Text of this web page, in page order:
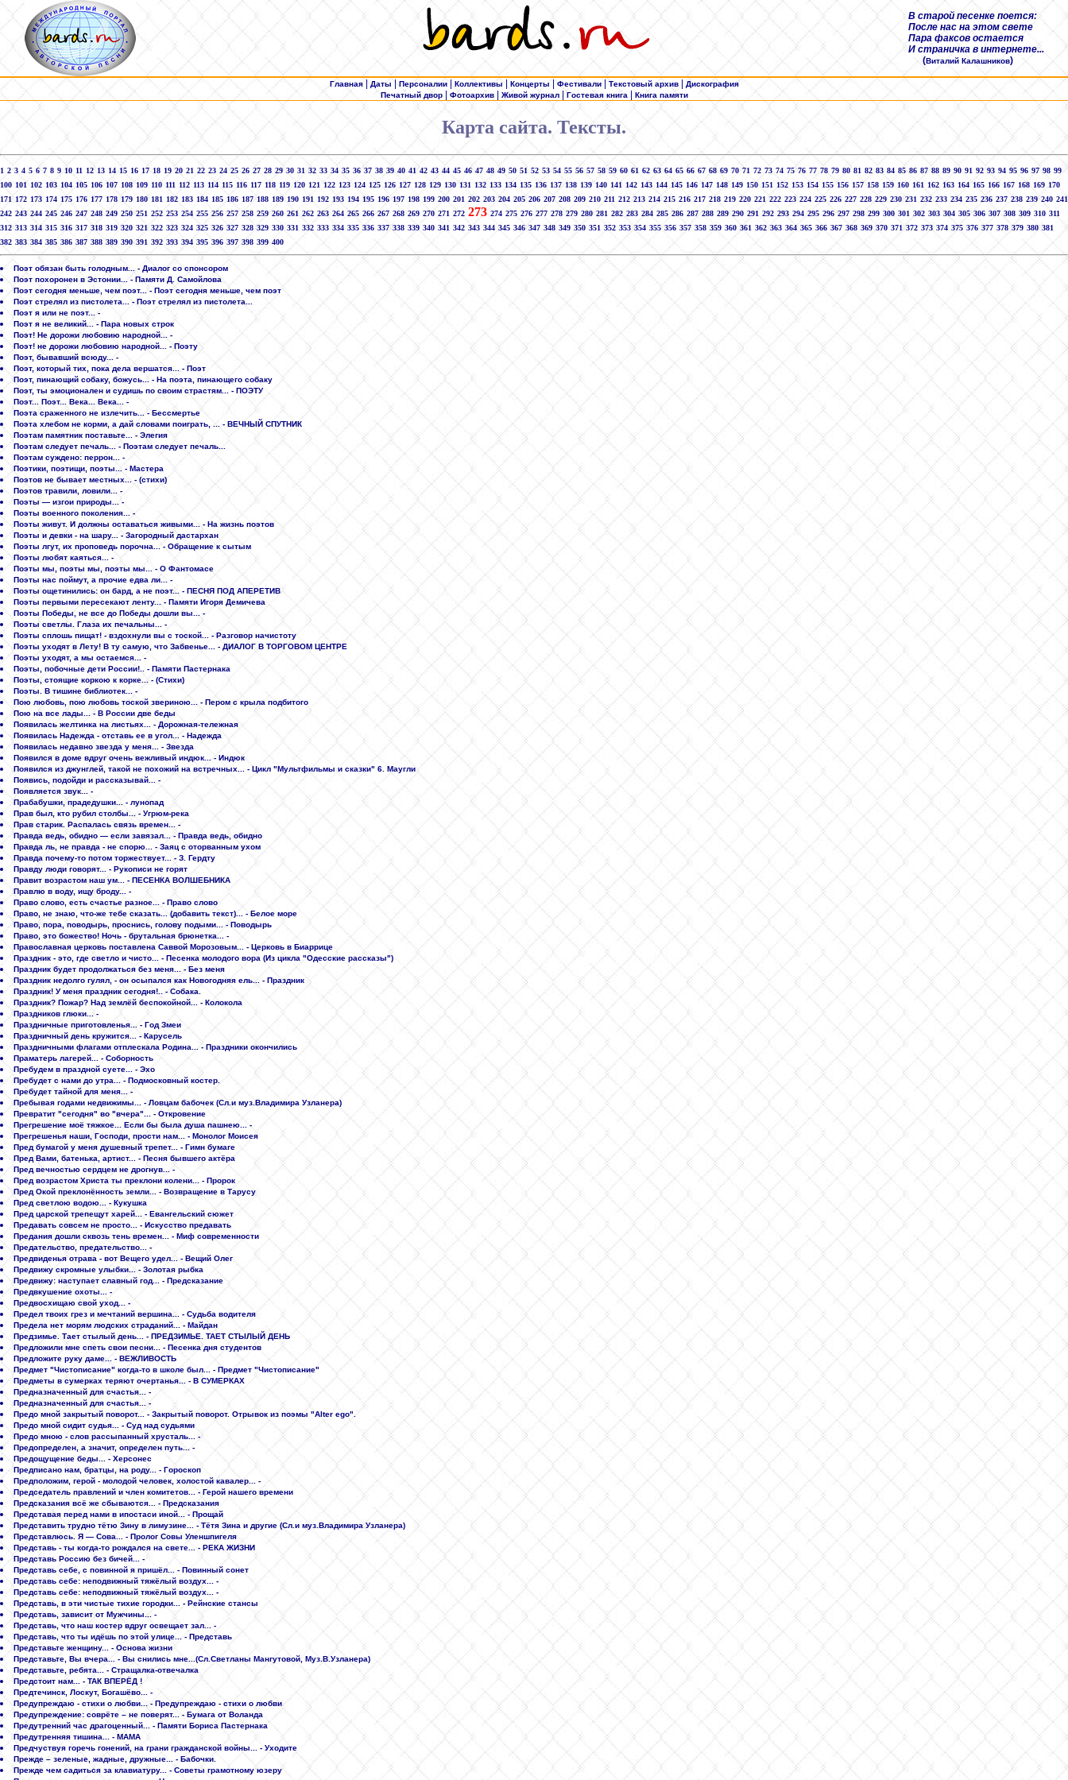
В старой песенке поется:
После нас на этом свете
Пара факсов остается
И страничка в интернете...
(Виталий Калашников)
Главная|Даты Персоналии| Коллективы Концерты Фестивали| Текстовый архив
Дискография
Печатный двор| Фотоархив Живой журнал |Гостевая книга| Книга памяти
Карта сайта. Тексты.
1 2 3 4 5 6 7 8 9 10 11 12 13 14 15 16 17 18 19 20 21 22 23 24 25 26 27 28 29 30 31 32 33 34 35 36 37 38 39 40 41 42 43 44 45 46 47 48 49 50 51 52 53 54 55 56 57 58 59 60 61 62 63 64 65 66 67 68 69 70 71 72 73 74 75 76 77 78 79 80 81 82 83 84 85 86 87 88 89 90 91 92 93 94 95 96 97 98 99
100 101 102 103 104 105 106 107 108 109 110 111 112 113 114 115 116 117 118 119 120 121 122 123 124 125 126 127 128 129 130 131 132 133 134 135 136 137 138 139 140 141 142 143 144 145 146 147 148 149 150 151 152 153 154 155 156 157 158 159 160 161 162 163 164 165 166 167 168 169 170
171 172 173 174 175 176 177 178 179 180 181 182 183 184 185 186 187 188 189 190 191 192 193 194 195 196 197 198 199 200 201 202 203 204 205 206 207 208 209 210 211 212 213 214 215 216 217 218 219 220 221 222 223 224 225 226 227 228 229 230 231 232 233 234 235 236 237 238 239 240 241
242 243 244 245 246 247 248 249 250 251 252 253 254 255 256 257 258 259 260 261 262 263 264 265 266 267 268 269 270 271 272 273 274 275 276 277 278 279 280 281 282 283 284 285 286 287 288 289 290 291 292 293 294 295 296 297 298 299 300 301 302 303 304 305 306 307 308 309 310 311
312 313 314 315 316 317 318 319 320 321 322 323 324 325 326 327 328 329 330 331 332 333 334 335 336 337 338 339 340 341 342 343 344 345 346 347 348 349 350 351 352 353 354 355 356 357 358 359 360 361 362 363 364 365 366 367 368 369 370 371 372 373 374 375 376 377 378 379 380 381
382 383 384 385 386 387 388 389 390 391 392 393 394 395 396 397 398 399 400
Поэт обязан быть голодным... - Диалог со спонсором
Поэт похоронен в Эстонии... - Памяти Д. Самойлова
Поэт сегодня меньше, чем поэт... - Поэт сегодня меньше, чем поэт
Поэт стрелял из пистолета... - Поэт стрелял из пистолета...
Поэт я или не поэт... -
Поэт я не великий... - Пара новых строк
Поэт! Не дорожи любовию народной... -
Поэт! не дорожи любовию народной... - Поэту
Поэт, бывавший всюду... -
Поэт, который тих, пока дела вершатся... - Поэт
Поэт, пинающий собаку, божусь... - На поэта, пинающего собаку
Поэт, ты эмоционален и судишь по своим страстям... - ПОЭТУ
Поэт... Поэт... Века... Века... -
Поэта сраженного не излечить... - Бессмертье
Поэта хлебом не корми, а дай словами поиграть, ... - ВЕЧНЫЙ СПУТНИК
Поэтам памятник поставьте... - Элегия
Поэтам следует печаль... - Поэтам следует печаль...
Поэтам суждено: перрон... -
Поэтики, поэтищи, поэты... - Мастера
Поэтов не бывает местных... - (стихи)
Поэтов травили, ловили... -
Поэты — изгои природы... -
Поэты военного поколения... -
Поэты живут. И должны оставаться живыми... - На жизнь поэтов
Поэты и девки - на шару... - Загородный дастархан
Поэты лгут, их проповедь порочна... - Обращение к сытым
Поэты любят каяться... -
Поэты мы, поэты мы, поэты мы... - О Фантомасе
Поэты нас поймут, а прочие едва ли... -
Поэты ощетинились: он бард, а не поэт... - ПЕСНЯ ПОД АПЕРЕТИВ
Поэты первыми пересекают ленту... - Памяти Игоря Демичева
Поэты Победы, не все до Победы дошли вы... -
Поэты светлы. Глаза их печальны... -
Поэты сплошь пищат! - вздохнули вы с тоской... - Разговор начистоту
Поэты уходят в Лету! В ту самую, что Забвенье... - ДИАЛОГ В ТОРГОВОМ ЦЕНТРЕ
Поэты уходят, а мы остаемся... -
Поэты, побочные дети России!.. - Памяти Пастернака
Поэты, стоящие коркою к корке... - (Стихи)
Поэты. В тишине библиотек... -
Пою любовь, пою любовь тоской звериною... - Пером с крыла подбитого
Пою на все лады... - В России две беды
Появилась желтинка на листьях... - Дорожная-тележная
Появилась Надежда - отставь ее в угол... - Надежда
Появилась недавно звезда у меня... - Звезда
Появился в доме вдруг очень вежливый индюк... - Индюк
Появился из джунглей, такой не похожий на встречных... - Цикл "Мультфильмы и сказки" 6. Маугли
Появись, подойди и рассказывай... -
Появляется звук... -
Прабабушки, прадедушки... - лунопад
Прав был, кто рубил столбы... - Угрюм-река
Прав старик. Распалась связь времен... -
Правда ведь, обидно — если завязал... - Правда ведь, обидно
Правда ль, не правда - не спорю... - Заяц с оторванным ухом
Правда почему-то потом торжествует... - З. Гердту
Правду люди говорят... - Рукописи не горят
Правит возрастом наш ум... - ПЕСЕНКА ВОЛШЕБНИКА
Правлю в воду, ищу броду... -
Право слово, есть счастье разное... - Право слово
Право, не знаю, что-же тебе сказать... (добавить текст)... - Белое море
Право, пора, поводырь, проснись, голову подыми... - Поводырь
Право, это божество! Ночь - брутальная брюнетка... -
Православная церковь поставлена Саввой Морозовым... - Церковь в Биаррице
Праздник - это, где светло и чисто... - Песенка молодого вора (Из цикла "Одесские рассказы")
Праздник будет продолжаться без меня... - Без меня
Праздник недолго гулял, - он осыпался как Новогодняя ель... - Праздник
Праздник! У меня праздник сегодня!.. - Собака.
Праздник? Пожар? Над землёй беспокойной... - Колокола
Праздников глюки... -
Праздничные приготовленья... - Год Змеи
Праздничный день кружится... - Карусель
Праздничными флагами отплескала Родина... - Праздники окончились
Праматерь лагерей... - Соборность
Пребудем в праздной суете... - Эхо
Пребудет с нами до утра... - Подмосковный костер.
Пребудет тайной для меня... -
Пребывая годами недвижимы... - Ловцам бабочек (Сл.и муз.Владимирa Узланерa)
Превратит "сегодня" во "вчера"... - Откровение
Прегрешение моё тяжкое... Если бы была душа пашнею... -
Прегрешенья наши, Господи, прости нам... - Монолог Моисея
Пред бумагой у меня душевный трепет... - Гимн бумаге
Пред Вами, батенька, артист... - Песня бывшего актёра
Пред вечностью сердцем не дрогнув... -
Пред возрастом Христа ты преклони колени... - Пророк
Пред Окой преклонённость земли... - Возвращение в Тарусу
Пред светлою водою... - Кукушка
Пред царской трепещут харей... - Евангельский сюжет
Предавать совсем не просто... - Искусство предавать
Предания дошли сквозь тень времен... - Миф современности
Предательство, предательство... -
Предвиденья отрава - вот Вещего удел... - Вещий Олег
Предвижу скромные улыбки... - Золотая рыбка
Предвижу: наступает славный год... - Предсказание
Предвкушение охоты... -
Предвосхищаю свой уход... -
Предел твоих грез и мечтаний вершина... - Судьба водителя
Предела нет морям людских страданий... - Майдан
Предзимье. Тает стылый день... - ПРЕДЗИМЬЕ. ТАЕТ СТЫЛЫЙ ДЕНЬ
Предложили мне спеть свои песни... - Песенка дня студентов
Предложите руку даме... - ВЕЖЛИВОСТЬ
Предмет "Чистописание" когда-то в школе был... - Предмет "Чистописание"
Предметы в сумерках теряют очертанья... - В СУМЕРКАХ
Предназначенный для счастья... -
Предназначенный для счастья... -
Предо мной закрытый поворот... - Закрытый поворот. Отрывок из поэмы "Alter ego".
Предо мной сидит судья... - Суд над судьями
Предо мною - слов рассыпанный хрусталь... -
Предопределен, а значит, определен путь... -
Предощущение беды... - Херсонес
Предписано нам, братцы, на роду... - Гороскоп
Предположим, герой - молодой человек, холостой кавалер... -
Председатель правлений и член комитетов... - Герой нашего времени
Предсказания всё же сбываются... - Предсказания
Представая перед нами в ипостаси иной... - Прощай
Представить трудно тётю Зину в лимузине... - Тётя Зина и другие (Сл.и муз.Владимирa Узланерa)
Представлюсь. Я — Сова... - Пролог Совы Уленшпигеля
Представь - ты когда-то рождался на свете... - РЕКА ЖИЗНИ
Представь Россию без бичей... -
Представь себе, с повинной я пришёл... - Повинный сонет
Представь себе: неподвижный тяжёлый воздух... -
Представь себе: неподвижный тяжёлый воздух... -
Представь, в эти чистые тихие городки... - Рейнские стансы
Представь, зависит от Мужчины... -
Представь, что наш костер вдруг освещает зал... -
Представь, что ты идёшь по этой улице... - Представь
Представьте женщину... - Основа жизни
Представьте, Вы вчера... - Вы снились мне...(Сл.Светланы Мангутовой, Муз.В.Узланера)
Представьте, ребята... - Стращалка-отвечалка
Предстоит нам... - ТАК ВПЕРЁД !
Предтечинск, Лоскут, Богашёво... -
Предупреждаю - стихи о любви... - Предупреждаю - стихи о любви
Предупреждение: соврёте – не поверят... - Бумага от Воланда
Предутренний час драгоценный... - Памяти Бориса Пастернака
Предутренняя тишина... - МАМА
Предчуствуя горечь гонений, на грани гражданской войны... - Уходите
Прежде – зеленые, жадные, дружные... - Бабочки.
Прежде чем садиться за клавиатуру... - Советы грамотному юзеру